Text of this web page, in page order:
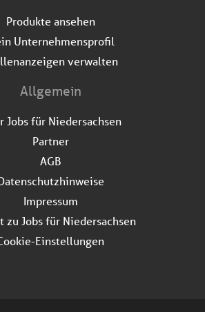
Produkte ansehen
Unternehmensprofil
verwalten
Allgemein
Jobs für Niedersachsen
Partner
AGB
Impressum
zu Jobs für Niedersachsen
Einstellungen